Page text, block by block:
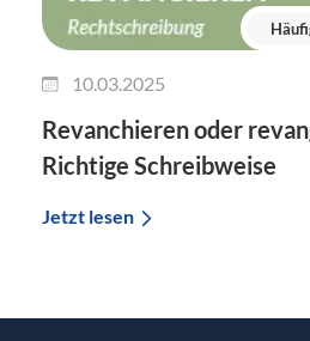
10.03.2025
Revanchieren oder
Richtige Schreibweise
Jetzt lesen